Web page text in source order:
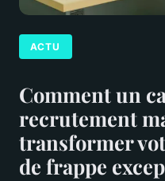
ACTU
Comment un
recrutement
transformer
de frappe